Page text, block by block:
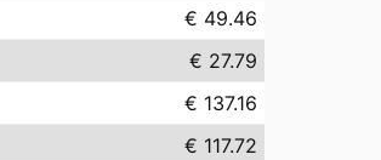
€ 49.46
€ 27.79
€ 137.16
€ 117.72